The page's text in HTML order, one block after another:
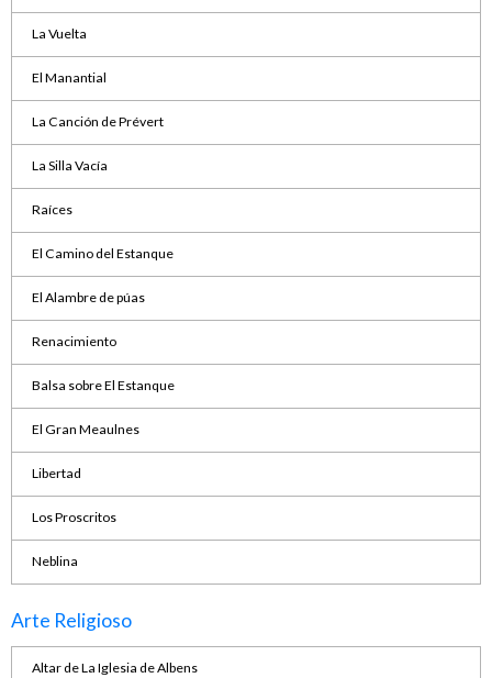
La Vuelta
El Manantial
La Canción de Prévert
La Silla Vacía
Raíces
El Camino del Estanque
El Alambre de púas
Renacimiento
Balsa sobre El Estanque
El Gran Meaulnes
Libertad
Los Proscritos
Neblina
Arte Religioso
Altar de La Iglesia de Albens